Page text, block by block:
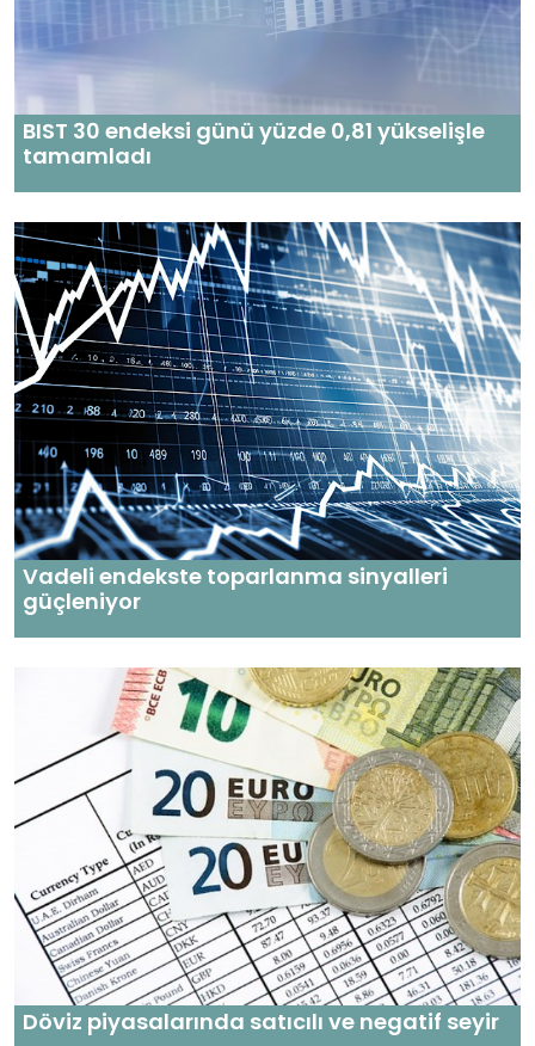
BIST 30 endeksi günü yüzde 0,81 yükselişle
tamamladı
Vadeli endekste toparlanma sinyalleri
güçleniyor
Döviz piyasalarında satıcılı ve negatif seyir